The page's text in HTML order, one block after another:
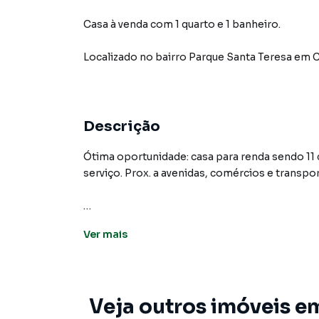
Casa à venda com 1 quarto e 1 banheiro.
Localizado no bairro Parque Santa Teresa em
Descrição
Ótima oportunidade: casa para renda sendo
serviço. Prox. a avenidas, comércios e
que procurava ou deseja mais informações
terrenos, lojas e barracões para venda ou
Ver mais
Veja outros imóveis